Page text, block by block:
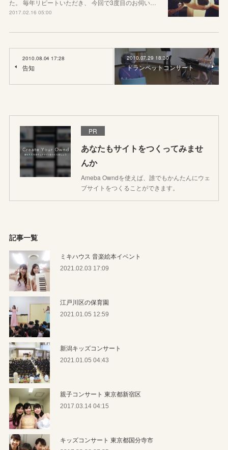
た。 毎年リピートいただき、 今回で3度目のお伺い…
2017.02.16 05:00
2010.08.04 17:28
告知
2010.07.29 18:30
トランペットコンサート
PR
あなたもサイトをつくってみませ
んか
Ameba Owndを使えば、誰でもかんたんにウェ
ブサイトをつくることができます。
記事一覧
ミキハウス 音楽絵本イベント
2021.02.03 17:09
江戸川区の保育園
2021.01.05 12:59
新潟キッズコンサート
2021.01.05 04:43
親子コンサート 東京都新宿区
2017.03.14 04:15
キッズコンサート 東京都国分寺市